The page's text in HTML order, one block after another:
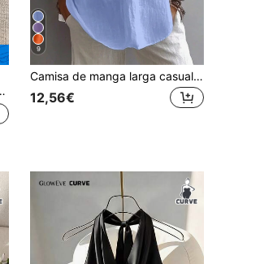
9
Camisa de manga larga casual de unicolor para mujer talla grande, manga obispo, blusa de ajuste regular, abotonada diaria de primavera
12,56€